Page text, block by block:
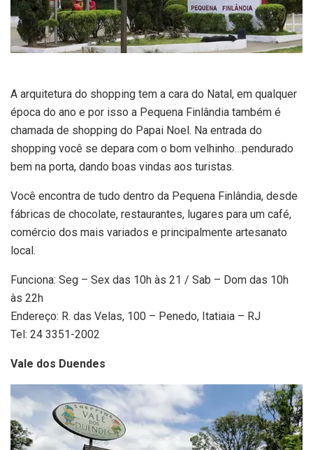
A arquitetura do shopping tem a cara do Natal, em qualquer
época do ano e por isso a Pequena Finlândia também é
chamada de shopping do Papai Noel. Na entrada do
shopping você se depara com o bom velhinho…pendurado
bem na porta, dando boas vindas aos turistas.
Você encontra de tudo dentro da Pequena Finlândia, desde
fábricas de chocolate, restaurantes, lugares para um café,
comércio dos mais variados e principalmente artesanato
local.
Funciona: Seg – Sex das 10h às 21 / Sab – Dom das 10h
às 22h
Endereço: R. das Velas, 100 – Penedo, Itatiaia – RJ
Tel: 24 3351-2002
Vale dos Duendes